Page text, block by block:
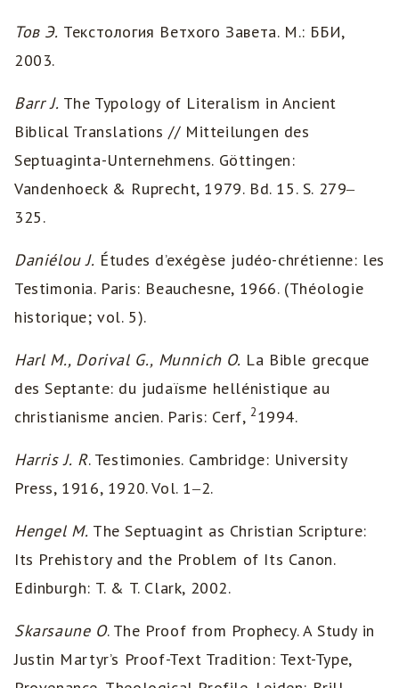
Тов Э. Текстология Ветхого Завета. М.: ББИ,
2003.
Barr J. The Typology of Literalism in Ancient
Biblical Translations // Mitteilungen des
Septuaginta-Unternehmens. Göttingen:
Vandenhoeck & Ruprecht, 1979. Bd. 15. S. 279‒
325.
Daniélou J. Études d’exégèse judéo-chrétienne: les
Testimonia. Paris: Beauchesne, 1966. (Théologie
historique; vol. 5).
Harl M., Dorival G., Munnich O. La Bible grecque
des Septante: du judaïsme hellénistique au
christianisme ancien. Paris: Cerf,21994.
Harris J. R. Testimonies. Cambridge: University
Press, 1916, 1920. Vol. 1‒2.
Hengel M. The Septuagint as Christian Scripture:
Its Prehistory and the Problem of Its Canon.
Edinburgh: T. & T. Clark, 2002.
Skarsaune O. The Proof from Prophecy. A Study in
Justin Martyr’s Proof-Text Tradition: Text-Type,